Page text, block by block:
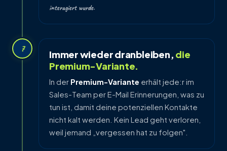
interagiert wurde.
7 Immer wieder dranbleiben, die
Premium-Variante.
In der Premium-Variante erhält jede:r im
Sales-Team per E-Mail Erinnerungen, was zu
tun ist, damit deine potenziellen Kontakte
nicht kalt werden. Kein Lead geht verloren,
weil jemand „vergessen hat zu folgen".